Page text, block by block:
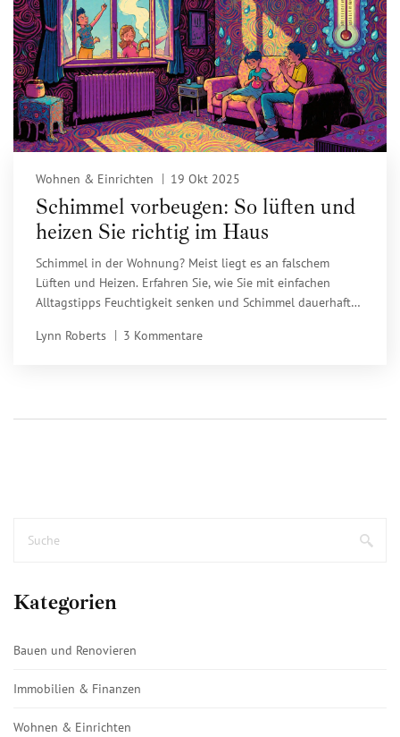
Wohnen & Einrichten 19 Okt 2025
Schimmel vorbeugen: So lüften und
heizen Sie richtig im Haus
Schimmel in der Wohnung? Meist liegt es an falschem
Lüften und Heizen. Erfahren Sie, wie Sie mit einfachen
Alltagstipps Feuchtigkeit senken und Schimmel dauerhaft
Lynn Roberts
3 Kommentare
Kategorien
Bauen und Renovieren
Immobilien & Finanzen
Wohnen & Einrichten